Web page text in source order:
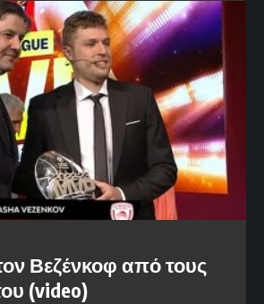
Βεζένκοφ από τους
(video)